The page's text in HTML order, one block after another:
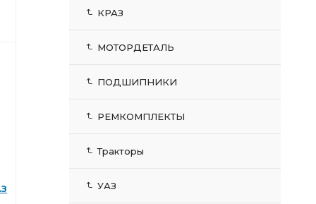
КРАЗ
МОТОРДЕТАЛЬ
ПОДШИПНИКИ
РЕМКОМПЛЕКТЫ
Тракторы
УАЗ